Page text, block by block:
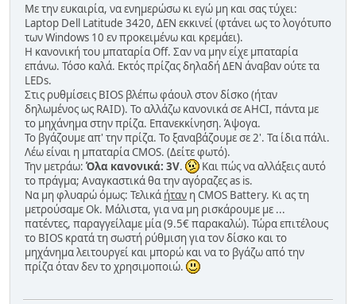
Με την ευκαιρία, να ενημερώσω κι εγώ μη και σας τύχει:
Laptop Dell Latitude 3420, ΔΕΝ εκκινεί (φτάνει ως το λογότυπο
των Windows 10 εν προκειμένω και κρεμάει).
Η κανονική του μπαταρία Off. Σαν να μην είχε μπαταρία
επάνω. Τόσο καλά. Εκτός πρίζας δηλαδή ΔΕΝ άναβαν ούτε τα
LEDs.
Στις ρυθμίσεις BIOS βλέπω φάουλ στον δίσκο (ήταν
δηλωμένος ως RAID). Το αλλάζω κανονικά σε AHCI, πάντα με
το μηχάνημα στην πρίζα. Επανεκκίνηση. Άψογα.
Το βγάζουμε απ' την πρίζα. Το ξαναβάζουμε σε 2'. Τα ίδια πάλι.
Λέω είναι η μπαταρία CMOS. (Δείτε φωτό).
Την μετράω: Όλα κανονικά: 3V.
Και πώς να αλλάξεις αυτό
το πράγμα; Αναγκαστικά θα την αγόραζες as is.
Να μη φλυαρώ όμως: Τελικά ήταν η CMOS Battery. Κι ας τη
μετρούσαμε Ok. Μάλιστα, για να μη ρισκάρουμε με ...
πατέντες, παραγγείλαμε μία (9.5€ παρακαλώ). Τώρα επιτέλους
το BIOS κρατά τη σωστή ρύθμιση για τον δίσκο και το
μηχάνημα λειτουργεί και μπορώ και να το βγάζω από την
πρίζα όταν δεν το χρησιμοποιώ.